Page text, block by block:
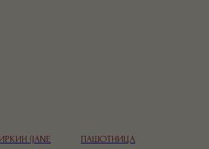
(JANE
ПАШОТНИЦА